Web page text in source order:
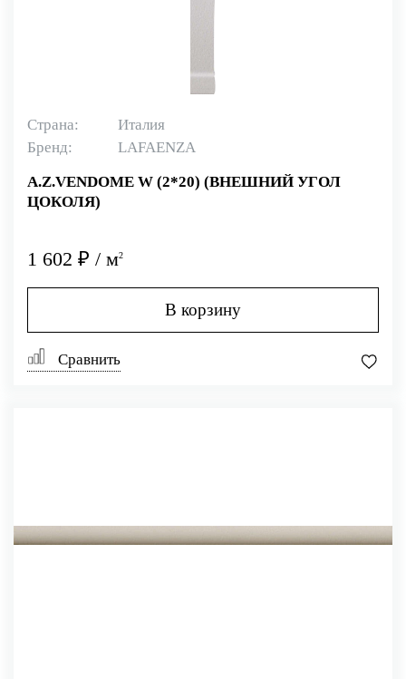
Страна:
Италия
Бренд:
LAFAENZA
A.Z.VENDOME W (2*20) (ВНЕШНИЙ УГОЛ
ЦОКОЛЯ)
1 602 ₽ / м2
В корзину
Сравнить